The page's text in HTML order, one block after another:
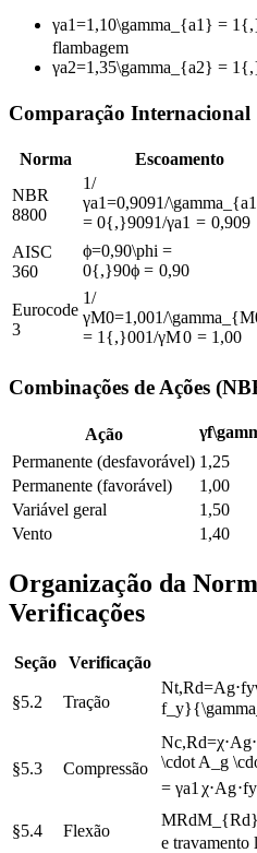
γa1=1,10\gamma_{a1} =
flambagem
γa2=1,35\gamma_{a2} =
Comparação Internacional
Norma Escoamento
NBR
8800
1/
γa1=0,9091/
= 0{,}9091/γa1 = 0,909
AISC
360
ϕ=0,90\phi =
0{,}90ϕ = 0,90
Eurocode
3
1/
γM0=1,001/
= 1{,}001/γM0 = 1 ,00
Combinações de Ações
Ação γf
Permanente (desfavorável) 1,25
Permanente (favorável)
1,00
Variável geral
1,50
Vento
1,40
Organização da
Verificações
Seção Verificação
§5.2 Tração
Nt,Rd=Ag⋅fy
§5.3 Compressão
Nc,Rd=χ⋅Ag⋅
\cdot A_g
= γa1 χ⋅Ag⋅fy
§5.4 Flexão
MRdM_{Rd}
e travamento